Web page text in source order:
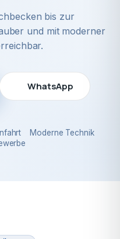
bis zur
und mit moderner
WhatsApp
Moderne Technik